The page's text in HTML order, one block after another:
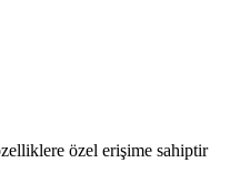
özel erişime sahiptir